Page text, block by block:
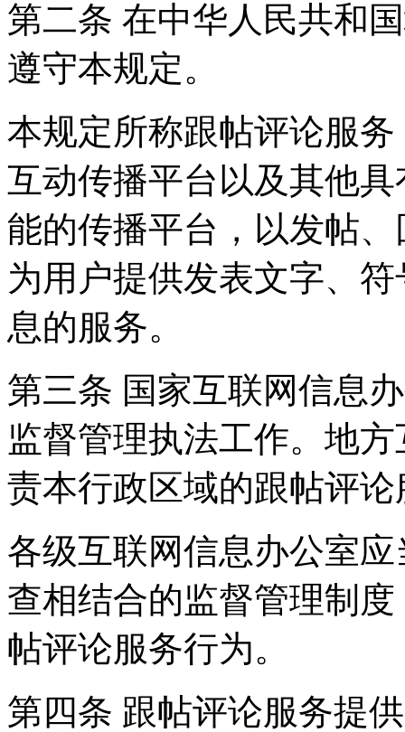
第二条 在中华人民共和
遵守本规定。
本规定所称跟帖评论服
互动传播平台以及其他
能的传播平台，以发帖
为用户提供发表文字、
息的服务。
第三条 国家互联网信息
监督管理执法工作。地
责本行政区域的跟帖评
各级互联网信息办公室
查相结合的监督管理制
帖评论服务行为。
第四条 跟帖评论服务提